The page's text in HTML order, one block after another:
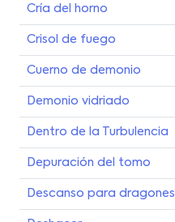
Cría del horno
Crisol de fuego
Cuerno de demonio
Demonio vidriado
Dentro de la Turbulencia
Depuración del tomo
Descanso para dragones